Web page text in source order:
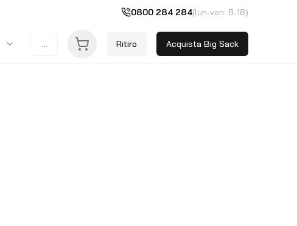
0800 284 284(lun-ven: 8-18)
... Ritiro Acquista Big Sack